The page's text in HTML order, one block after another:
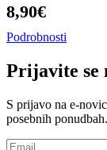
8,90€
Podrobnosti
Prijavite se
S prijavo na e-
posebnih ponudbah.